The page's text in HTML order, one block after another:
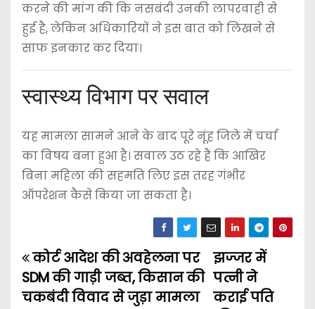
करने की मांग की कि नसबंदी उनकी लापरवाही से
हुई है, लेकिन अधिकारियों ने इस बात को लिखने से
साफ इनकार कर दिया।
स्वास्थ्य विभाग पर सवाल
यह मामला सामने आने के बाद पूरे नूंह जिले में चर्चा
का विषय बना हुआ है। सवाल उठ रहे हैं कि आखिर
बिना महिला की सहमति लिए इस तरह गंभीर
ऑपरेशन कैसे किया जा सकता है।
P
o
झज्जर में
पत्नी ने
कराई पति
कोर्ट आदेश की अवहेलना पर
SDM की गाड़ी जब्त, किसान की
चकबंदी विवाद से जुड़ा मामला